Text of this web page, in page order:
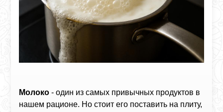
Молоко - один из самых привычных продуктов в
нашем рационе. Но стоит его поставить на плиту,